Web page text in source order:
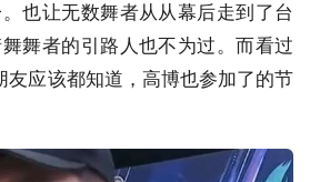
。也让无数舞者从从幕后走到了台
舞者的引路人也不为过。而看过
友应该都知道，高博也参加了的节